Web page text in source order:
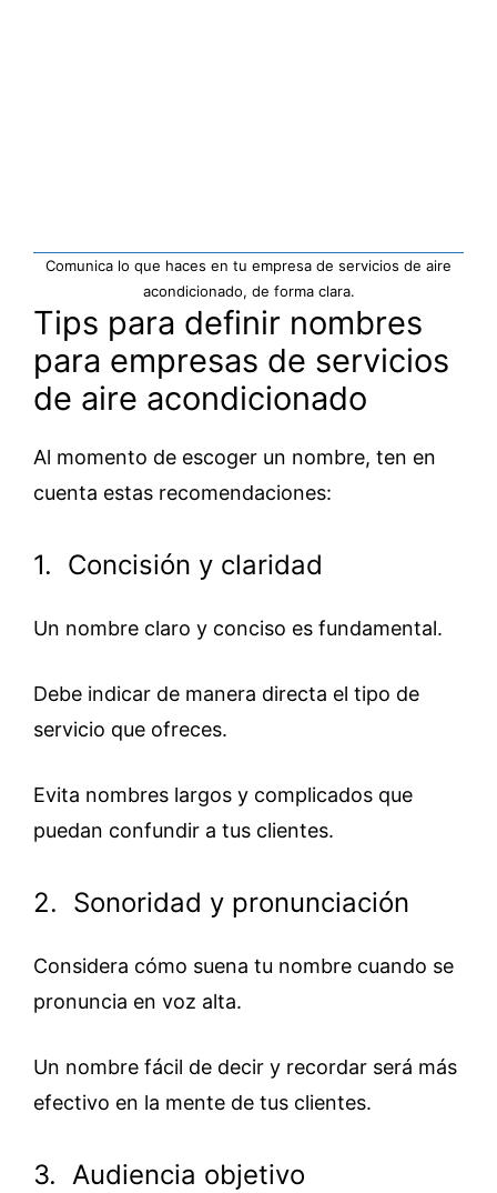
Comunica lo que haces en tu empresa de servicios de aire
acondicionado, de forma clara.
Tips para definir nombres
para empresas de servicios
de aire acondicionado
Al momento de escoger un nombre, ten en
cuenta estas recomendaciones:
1. Concisión y claridad
Un nombre claro y conciso es fundamental.
Debe indicar de manera directa el tipo de
servicio que ofreces.
Evita nombres largos y complicados que
puedan confundir a tus clientes.
2. Sonoridad y pronunciación
Considera cómo suena tu nombre cuando se
pronuncia en voz alta.
Un nombre fácil de decir y recordar será más
efectivo en la mente de tus clientes.
3. Audiencia objetivo